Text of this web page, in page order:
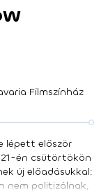
Filmszínház
lépett először
én csütörtökön
új előadásukkal:
nem politizálnak,